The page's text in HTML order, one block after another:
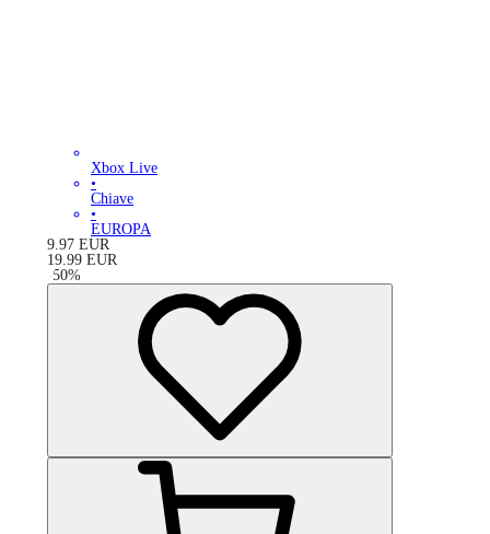
Xbox Live
•
Chiave
•
EUROPA
9.97 EUR
19.99 EUR
-50%